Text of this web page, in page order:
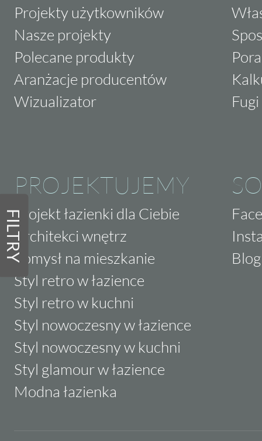
FILTRY
Projekty użytkowników
Nasze projekty
Polecane produkty
Aranżacje producentów
Wizualizator
PROJEKTUJEMY
Projekt łazienki dla Ciebie
Architekci wnętrz
Pomysł na mieszkanie
Styl retro w łazience
Styl retro w kuchni
Styl nowoczesny w łazience
Styl nowoczesny w kuchni
Styl glamour w łazience
Modna łazienka
Blog